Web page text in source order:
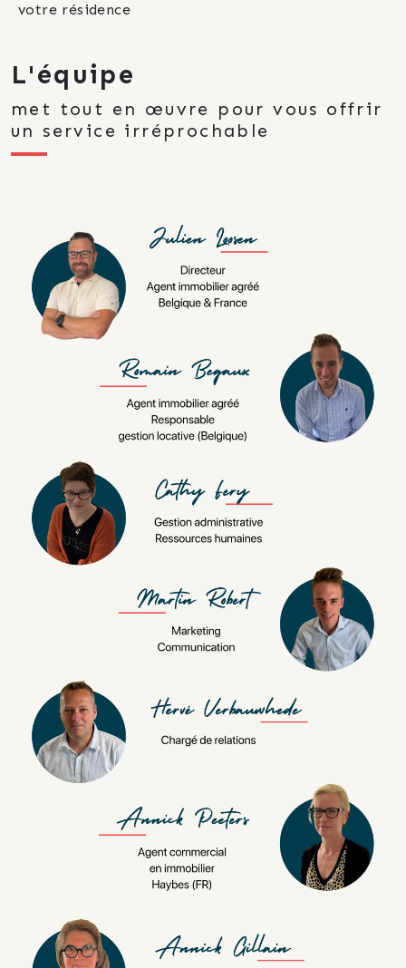
votre résidence
L'équipe
met tout en œuvre pour vous offrir
un service irréprochable